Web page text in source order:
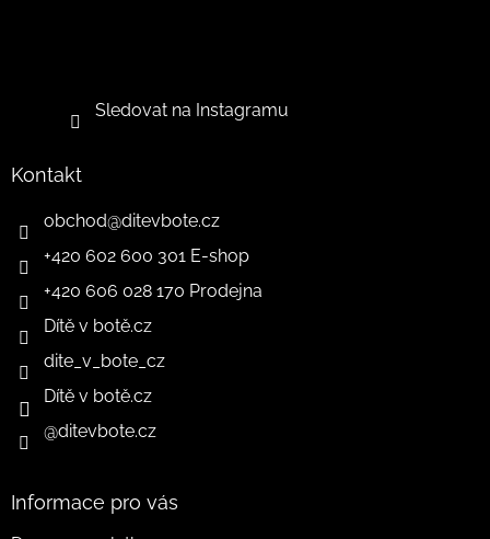
Sledovat na Instagramu
Kontakt
obchod@ditevbote.cz
+420 602 600 301 E-shop
+420 606 028 170 Prodejna
Dítě v botě.cz
dite_v_bote_cz
Dítě v botě.cz
@ditevbote.cz
Informace pro vás